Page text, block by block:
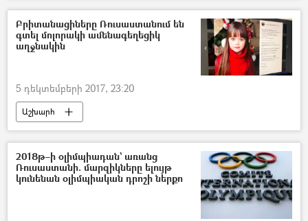
Բրիտանացիները Ռուսաստանում են
գտել մոլորակի ամենագեղեցիկ
աղջնակին
5 դեկտեմբերի 2017, 23:20
Աշխարհ
2018թ–ի օլիմպիադան` առանց
Ռուսաստանի. մարզիկները ելույթ
կունենան օլիմպիական դրոշի ներքո